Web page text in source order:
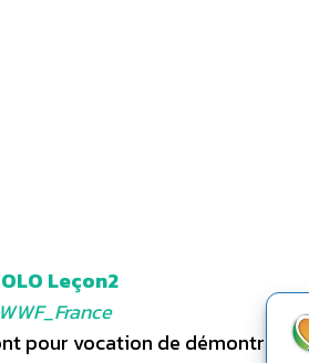
Leçon2
WWF_France
pour vocation de démontrer